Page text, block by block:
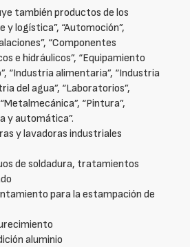
también productos de los
y logística”, “Automoción”,
“Componentes
e hidráulicos”, “Equipamiento
“Industria alimentaria”, “Industria
del agua”, “Laboratorios”,
“Pintura”,
y automática”.
y lavadoras industriales
de soldadura, tratamientos
para la estampación de
aluminio